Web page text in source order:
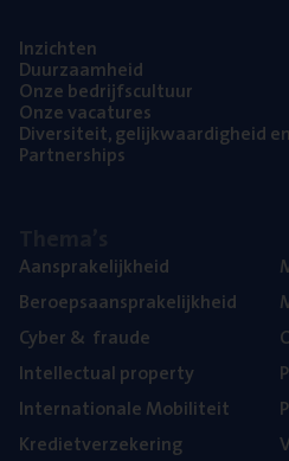
Inzich­ten
Duur­zaam­heid
Onze bedrijfs­cul­tuur
Onze vaca­tu­res
Diver­si­teit, gelijk­waar­dig­heid
Part­ner­ships
Aan­spra­ke­lijk­heid
Beroeps­aan­spra­ke­lijk­heid
Cyber& fraude
Intel­lec­tu­al property
Inter­na­ti­o­na­le Mobiliteit
Kre­diet­ver­ze­ke­ring